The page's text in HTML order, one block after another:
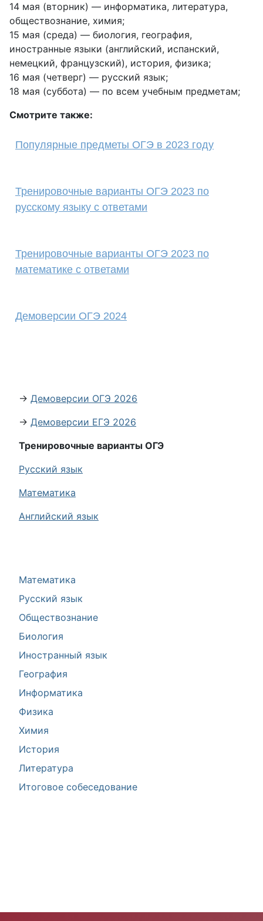
Математика
Русский язык
Обществознание
Биология
Иностранный язык
География
Информатика
Физика
Химия
История
Литература
Итоговое собеседование
14 мая (вторник) — информатика, литература,
обществознание, химия;
15 мая (среда) — биология, география,
иностранные языки (английский, испанский,
немецкий, французский), история, физика;
16 мая (четверг) — русский язык;
18 мая (суббота) — по всем учебным предметам;
Смотрите также:
Популярные предметы ОГЭ в 2023 году
Тренировочные варианты ОГЭ 2023 по
русскому языку с ответами
Тренировочные варианты ОГЭ 2023 по
математике с ответами
Демоверсии ОГЭ 2024
→ Демоверсии ОГЭ 2026
→ Демоверсии ЕГЭ 2026
Тренировочные варианты ОГЭ
Русский язык
Математика
Английский язык